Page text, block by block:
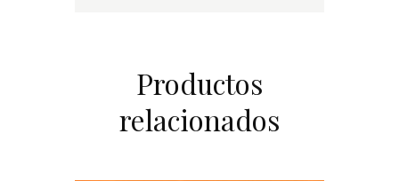
Productos
relacionados